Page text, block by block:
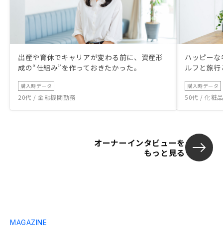
出産や育休でキャリアが変わる前に、資産形
成の“仕組み”を作っておきたかった。
購入時データ
20代 / 金融機関勤務
ハッピー
ルフと旅
購入時データ
50代 / 化粧
オーナーインタビューを
もっと見る
MAGAZINE